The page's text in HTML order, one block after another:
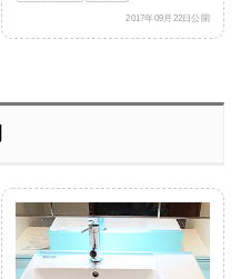
2017年09月22日公開